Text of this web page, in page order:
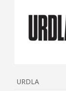
URDLA